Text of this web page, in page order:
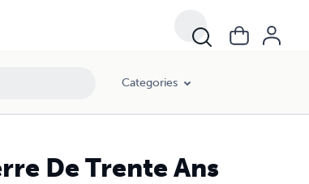
Categories
De Trente Ans